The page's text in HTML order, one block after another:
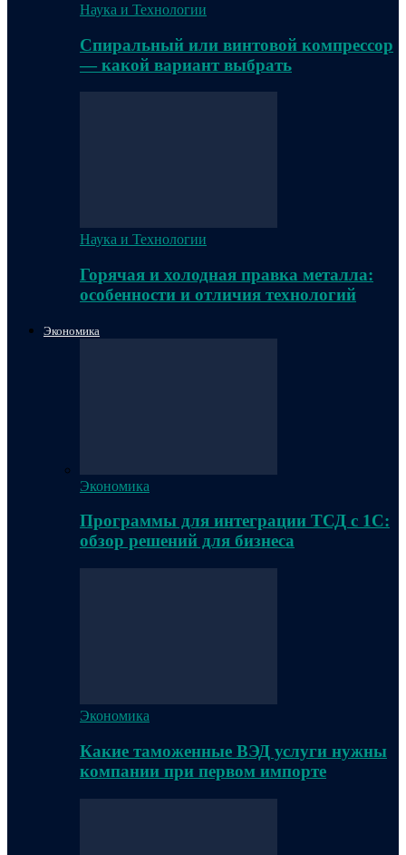
Наука и Технологии
Спиральный или винтовой компрессор
— какой вариант выбрать
Наука и Технологии
Горячая и холодная правка металла:
особенности и отличия технологий
Экономика
Экономика
Программы для интеграции ТСД с 1С:
обзор решений для бизнеса
Экономика
Какие таможенные ВЭД услуги нужны
компании при первом импорте